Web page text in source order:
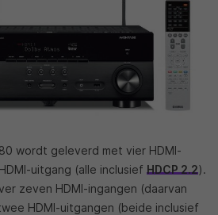
wordt geleverd met vier HDMI-
uitgang (alle inclusief HDCP 2.2).
zeven HDMI-ingangen (daarvan
HDMI-uitgangen (beide inclusief